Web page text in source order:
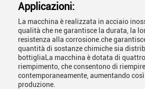
Applicazioni:
La macchina è realizzata in acciaio
qualità che ne garantisce la durata, la
resistenza alla corrosione.che
quantità di sostanze chimiche sia
bottigliaLa macchina è dotata di
riempimento, che consentono di
contemporaneamente, aumentando
produzione.